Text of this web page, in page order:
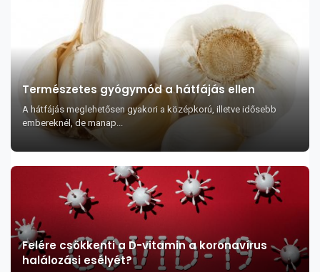
Természetes gyógymód a hátfájás ellen
A hátfájás meglehetősen gyakori a középkorú, illetve idősebb
embereknél, de manap...
Felére csökkenti a D-vitamin a koronavírus
halálozási esélyét?